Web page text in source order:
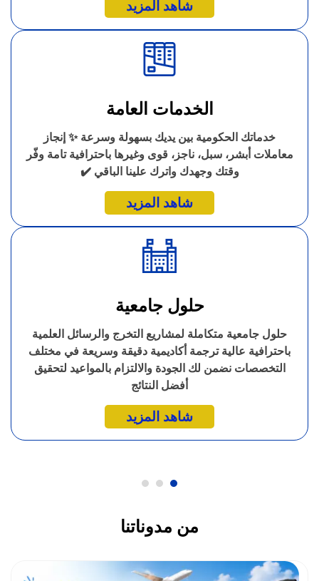
شاهد المزيد
الخدمات العامة
خدماتك الحكومية بين يديك بسهولة وسرعة ✨ إنجاز
معاملات أبشر، سبل، ناجز، قوى وغيرها باحترافية تامة وفّر
وقتك وجهدك واترك علينا الباقي ✔️
شاهد المزيد
حلول جامعية
حلول جامعية متكاملة لمشاريع التخرج والرسائل العلمية
باحترافية عالية ترجمة أكاديمية دقيقة وسريعة في مختلف
التخصصات نضمن لك الجودة والالتزام بالمواعيد لتحقيق
أفضل النتائج
شاهد المزيد
من مدوناتنا